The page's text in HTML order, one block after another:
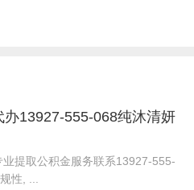
13927-555-068纯沐清妍
提取公积金服务联系13927-555-
性, ...